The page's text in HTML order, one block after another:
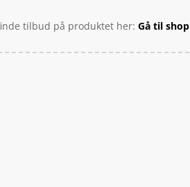
tilbud på produktet her:Gå til shop